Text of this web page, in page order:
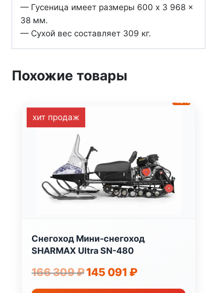
— Гусеница имеет размеры 600 x 3 968 x
38 мм.
— Сухой вес составляет 309 кг.
Похожие товары
хит продаж
-13%
Снегоход Мини-снегоход
SHARMAX Ultra SN-480
166 309₽ Первоначальная
составляла
145 091 ₽Текущая
145